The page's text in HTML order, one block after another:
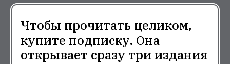
Чтобы прочитать целиком,
купите подписку. Она
открывает сразу три издания